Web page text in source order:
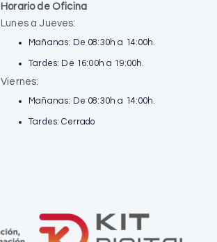
Horario de Oficina
Lunes a Jueves:
Mañanas: De 08:30h a 14:00h.
Tardes: De 16:00h a 19:00h.
Viernes:
Mañanas: De 08:30h a 14:00h.
Tardes: Cerrado